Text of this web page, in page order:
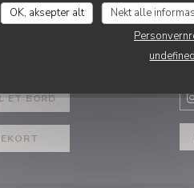
OK, aksepter alt Nekt alle
undefined
ET BORD